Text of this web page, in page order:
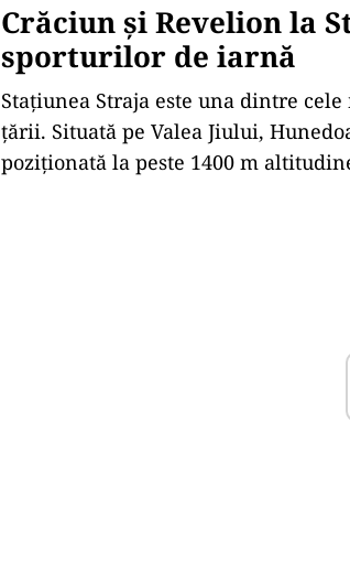
Crăciun și Revelion la
sporturilor de iarnă
Stațiunea Straja este una dintre
țării. Situată pe Valea Jiului,
poziționată la peste 1400 m